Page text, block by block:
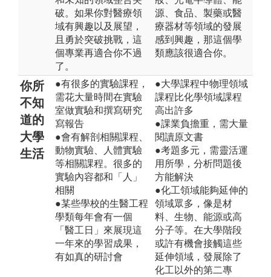
破。如果你對醫療領
域有興趣以及展望，
且勇於突破挑戰，這
個專業再適合你不過
了。
源、食品、製藥或醫
療器材等領域的發展
感到興趣，那這個學
類應該很適合你。
你所
不知
道的
大學
生活
●有很多的實驗課程，
需花大量時間在實驗
室做實驗和撰寫研究
寫報告
●會有解剖相關課程、
動物實驗、人體實驗
等相關課程。很多的
實驗內容都和「人」
相關
●某些學校的生醫工程
學類每年會有一個
「醫工日」來展現這
一年來的學習成果，
有如真的研討會
●大學課程中物理領域
課程比化學領域課程
高出許多
●課業負擔重，需大量
閱讀原文書
●考題多元，需靈活運
用所學，分析問題後
方能解決
●化工領域能夠延伸的
領域眾多，像是材
料、生物、能源或高
分子等。在大學階段
或許有機會接觸這些
延伸領域，發展除了
化工以外的第二專